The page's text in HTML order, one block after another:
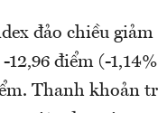
đảo chiều
12,96 điểm (-
Thanh khoản